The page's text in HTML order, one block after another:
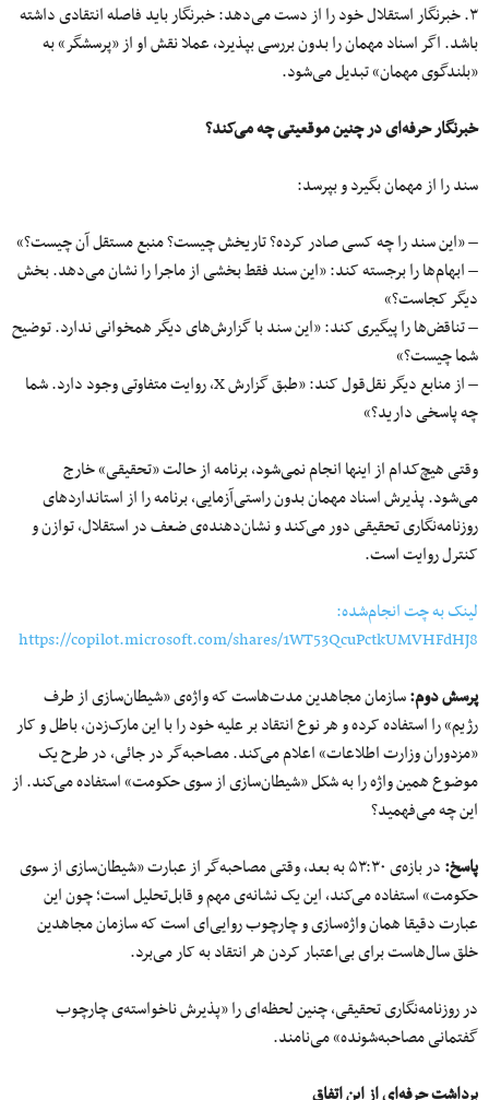
۳. خبرنگار استقلال خود را از دست می‌دهد: خبرنگار باید فاصله انتقادی داشته
باشد. اگر اسناد مهمان را بدون بررسی بپذیرد، عملا نقش او از «پرسشگر» به
«بلندگوی مهمان» تبدیل می‌شود.
خبرنگار حرفه‌ای در چنین موقعیتی چه می‌کند؟
سند را از مهمان بگیرد و بپرسد:
– «این سند را چه کسی صادر کرده؟ تاریخش چیست؟ منبع مستقل آن چیست؟»
– ابهام‌ها را برجسته کند: «این سند فقط بخشی از ماجرا را نشان می‌دهد. بخش
دیگر کجاست؟»
– تناقض‌ها را پیگیری کند: «این سند با گزارش‌های دیگر همخوانی ندارد. توضیح
شما چیست؟»
– از منابع دیگر نقل‌قول کند: «طبق گزارش X، روایت متفاوتی وجود دارد. شما
چه پاسخی دارید؟»
وقتی هیچ‌کدام از اینها انجام نمی‌شود، برنامه از حالت «تحقیقی» خارج
می‌شود. پذیرش اسناد مهمان بدون راستی‌آزمایی، برنامه را از استانداردهای
روزنامه‌نگاری تحقیقی دور می‌کند و نشان‌دهنده‌ی ضعف در استقلال، توازن و
کنترل روایت است.
لینک به چت انجام‌شده:
https://copilot.microsoft.com/shares/1WT53QcuPctkUMVHFdHJ8
پرسش دوم:سازمان مجاهدین مدت‌هاست که واژه‌ی «شیطان‌سازی از طرف
رژیم» را استفاده کرده و هر نوع انتقاد بر علیه خود را با این مارک‌زدن، باطل و کار
«مزدوران وزارت اطلاعات» اعلام می‌کند. مصاحبه‌گر در جائی، در طرح یک
موضوع همین واژه را به شکل «شیطان‌سازی از سوی حکومت» استفاده می‌کند. از
این چه می‌فهمید؟
پاسخ:
در بازه‌ی ۵۳:۳۰ به بعد، وقتی مصاحبه‌گر از عبارت «شیطان‌سازی از سوی
حکومت» استفاده می‌کند، این یک نشانه‌ی مهم و قابل‌تحلیل است؛ چون این
عبارت دقیقا همان واژه‌سازی و چارچوب روایی‌ای است که سازمان مجاهدین
خلق سال‌هاست برای بی‌اعتبار کردن هر انتقاد به کار می‌برد.
در روزنامه‌نگاری تحقیقی، چنین لحظه‌ای را «پذیرش ناخواسته‌ی چارچوب
گفتمانی مصاحبه‌شونده» می‌نامند.